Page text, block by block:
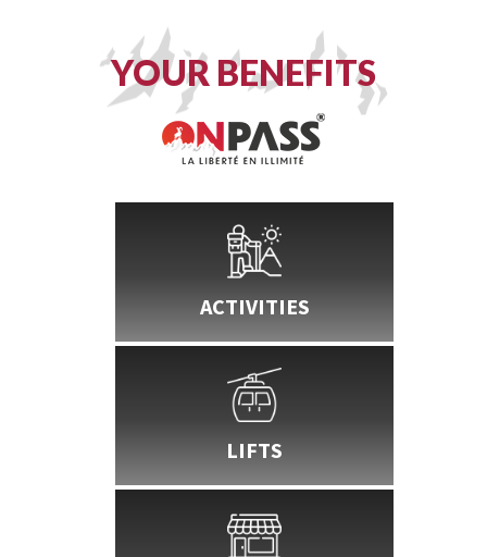
YOUR BENEFITS
ACTIVITIES
LIFTS